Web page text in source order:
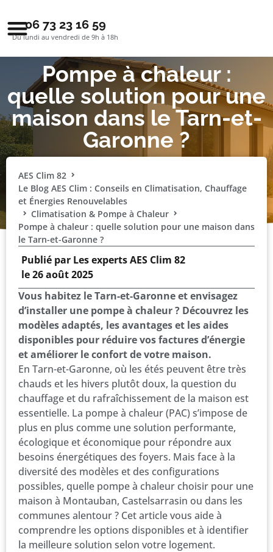
06 73 23 16 59
Du lundi au vendredi de 9h à 18h
Pompe à chaleur :
quelle solution pour une
maison dans le Tarn-et-
Garonne ?
AES Clim 82
Le Blog AES Clim : Conseils en Climatisation, Chauffage
et Énergies Renouvelables
Climatisation & Pompe à Chaleur
Pompe à chaleur : quelle solution pour une maison dans
le Tarn-et-Garonne ?
Publié par Les experts AES Clim 82
le26 août 2025
Vous habitez le Tarn-et-Garonne et envisagez
d’installer une pompe à chaleur ? Découvrez les
modèles adaptés, les avantages et les aides
disponibles pour réduire vos factures d’énergie
et améliorer le confort de votre maison.
En Tarn-et-Garonne, où les étés peuvent être très
chauds et les hivers plutôt doux, la question du
chauffage et du rafraîchissement de la maison est
essentielle. La pompe à chaleur (PAC) s’impose de
plus en plus comme une solution performante,
écologique et économique pour répondre aux
besoins énergétiques des foyers. Mais face à la
diversité des modèles et des configurations
possibles, quelle pompe à chaleur choisir pour une
maison à Montauban, Castelsarrasin ou dans les
communes alentour ? Cet article vous aide à
comprendre les options disponibles et à identifier
la meilleure solution selon votre logement.